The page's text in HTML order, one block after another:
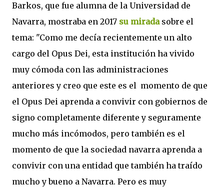
Barkos, que fue alumna de la Universidad de
Navarra, mostraba en 2017 su miradasobre el
tema: "Como me decía recientemente un alto
cargo del Opus Dei, esta institución ha vivido
muy cómoda con las administraciones
anteriores y creo que este es el momento de que
el Opus Dei aprenda a convivir con gobiernos de
signo completamente diferente y seguramente
mucho más incómodos, pero también es el
momento de que la sociedad navarra aprenda a
convivir con una entidad que también ha traído
mucho y bueno a Navarra. Pero es muy